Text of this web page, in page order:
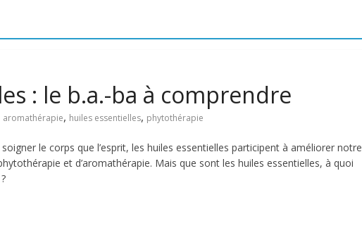
: le b.a.-ba à comprendre
aromathérapie, huiles essentielles, phytothérapie
le corps que l’esprit, les huiles essentielles participent à améliorer notre
et d’aromathérapie. Mais que sont les huiles essentielles, à quoi